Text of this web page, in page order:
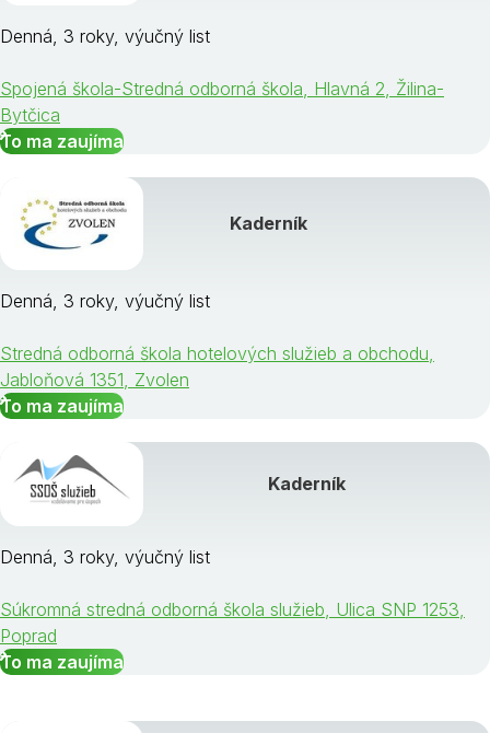
Denná, 3 roky, výučný list
Spojená škola-Stredná odborná škola, Hlavná 2, Žilina-
Bytčica
To ma zaujíma
Kaderník
Denná, 3 roky, výučný list
Stredná odborná škola hotelových služieb a obchodu,
Jabloňová 1351, Zvolen
To ma zaujíma
Kaderník
Denná, 3 roky, výučný list
Súkromná stredná odborná škola služieb, Ulica SNP 1253,
Poprad
To ma zaujíma